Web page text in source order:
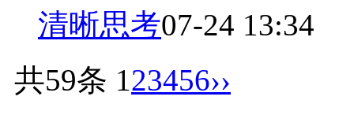
清晰思考07-24 13:34
共59条 123456››